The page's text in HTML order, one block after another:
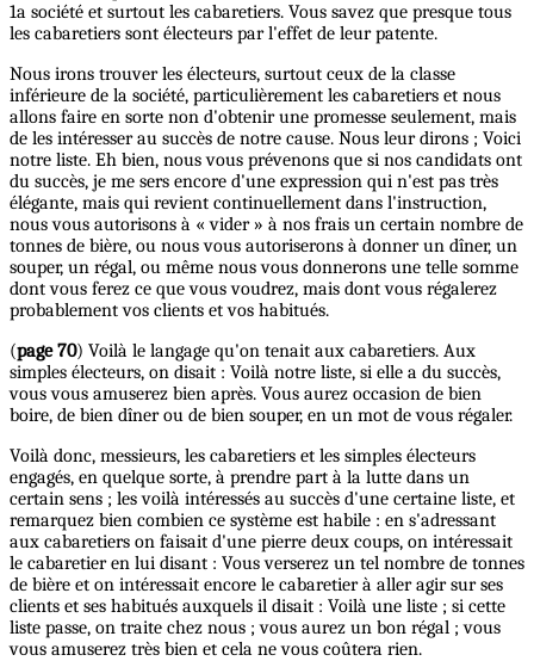
1a société et surtout les cabaretiers. Vous savez que presque tous
les cabaretiers sont électeurs par l'effet de leur patente.
Nous irons trouver les électeurs, surtout ceux de la classe
inférieure de la société, particulièrement les cabaretiers et nous
allons faire en sorte non d'obtenir une promesse seulement, mais
de les intéresser au succès de notre cause. Nous leur dirons ; Voici
notre liste. Eh bien, nous vous prévenons que si nos candidats ont
du succès, je me sers encore d'une expression qui n'est pas très
élégante, mais qui revient continuellement dans l'instruction,
nous vous autorisons à « vider » à nos frais un certain nombre de
tonnes de bière, ou nous vous autoriserons à donner un dîner, un
souper, un régal, ou même nous vous donnerons une telle somme
dont vous ferez ce que vous voudrez, mais dont vous régalerez
probablement vos clients et vos habitués.
(page 70) Voilà le langage qu'on tenait aux cabaretiers. Aux
simples électeurs, on disait : Voilà notre liste, si elle a du succès,
vous vous amuserez bien après. Vous aurez occasion de bien
boire, de bien dîner ou de bien souper, en un mot de vous régaler.
Voilà donc, messieurs, les cabaretiers et les simples électeurs
engagés, en quelque sorte, à prendre part à la lutte dans un
certain sens ; les voilà intéressés au succès d'une certaine liste, et
remarquez bien combien ce système est habile : en s'adressant
aux cabaretiers on faisait d'une pierre deux coups, on intéressait
le cabaretier en lui disant : Vous verserez un tel nombre de tonnes
de bière et on intéressait encore le cabaretier à aller agir sur ses
clients et ses habitués auxquels il disait : Voilà une liste ; si cette
liste passe, on traite chez nous ; vous aurez un bon régal ; vous
vous amuserez très bien et cela ne vous coûtera rien.